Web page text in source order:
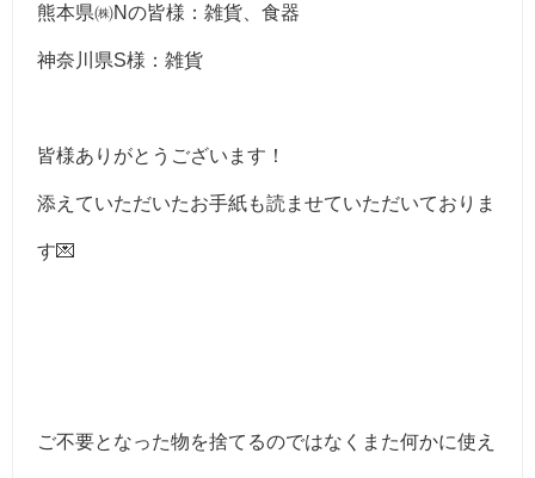
熊本県㈱Nの皆様：雑貨、食器
神奈川県S様：雑貨
皆様ありがとうございます！
添えていただいたお手紙も読ませていただいておりま
す💌
ご不要となった物を捨てるのではなくまた何かに使え